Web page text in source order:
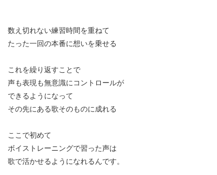
数え切れない練習時間を重ねて
たった一回の本番に想いを乗せる
これを繰り返すことで
声も表現も無意識にコントロールが
できるようになって
その先にある歌そのものに成れる
ここで初めて
ボイストレーニングで習った声は
歌で活かせるようになれるんです。